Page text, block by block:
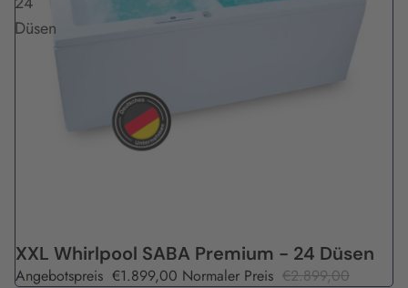
Düsen
Angebot
XXL Whirlpool SABA Premium - 24 Düsen
Angebotspreis €1.899,00 Normaler Preis €2.899,00